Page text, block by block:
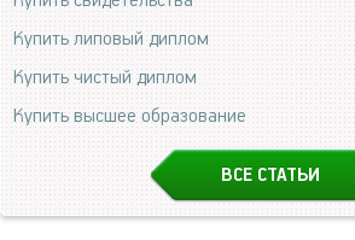
Купить липовый диплом
Купить чистый диплом
Купить высшее образование
ВСЕ СТАТЬИ